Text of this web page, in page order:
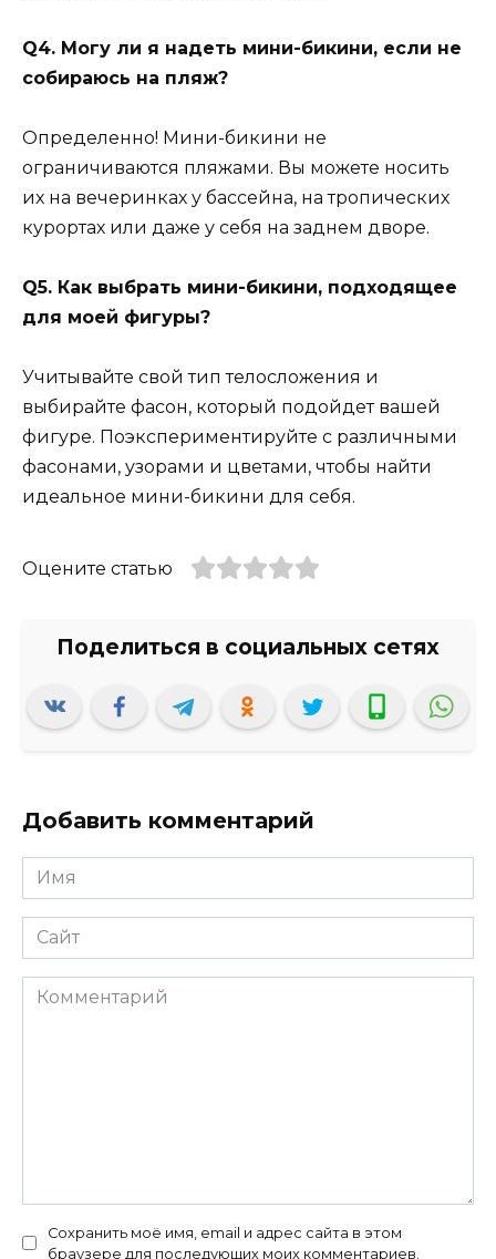
Q4. Могу ли я надеть мини-бикини, если не
собираюсь на пляж?
Определенно! Мини-бикини не
ограничиваются пляжами. Вы можете носить
их на вечеринках у бассейна, на тропических
курортах или даже у себя на заднем дворе.
Q5. Как выбрать мини-бикини, подходящее
для моей фигуры?
Учитывайте свой тип телосложения и
выбирайте фасон, который подойдет вашей
фигуре. Поэкспериментируйте с различными
фасонами, узорами и цветами, чтобы найти
идеальное мини-бикини для себя.
Оцените статью
Добавить комментарий
Имя
*
Сайт
Комментарий
Сохранить моё имя, email и адрес сайта в этом
браузере для последующих моих комментариев.